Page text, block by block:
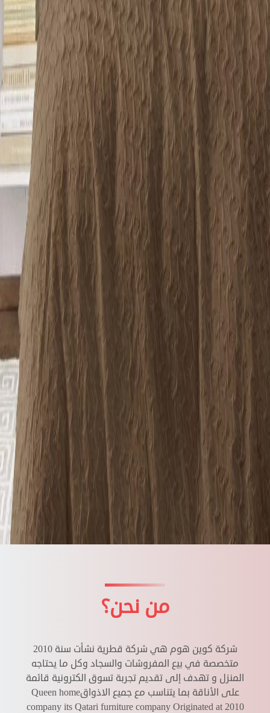
من نحن؟
شركة كوين هوم هي شركة قطرية نشأت سنة 2010
متخصصة في بيع المفروشات والسجاد وكل ما يحتاجه
المنزل و تهدف إلى تقديم تجربة تسوق الكترونية قائمة
على الأناقة بما يتناسب مع جميع الاذواقQueen home
company its Qatari furniture company Originated at 2010